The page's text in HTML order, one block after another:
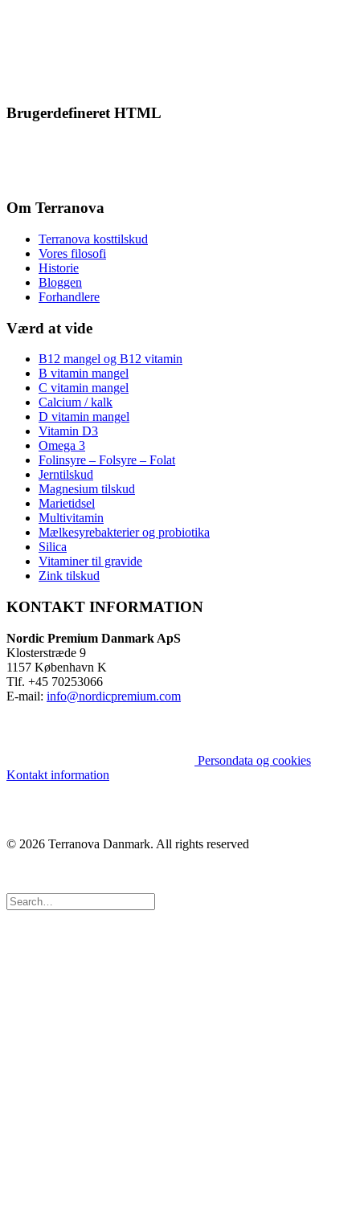
Brugerdefineret HTML
Om Terranova
Terranova kosttilskud
Vores filosofi
Historie
Bloggen
Forhandlere
Værd at vide
B12 mangel og B12 vitamin
B vitamin mangel
C vitamin mangel
Calcium / kalk
D vitamin mangel
Vitamin D3
Omega 3
Folinsyre – Folsyre – Folat
Jerntilskud
Magnesium tilskud
Marietidsel
Multivitamin
Mælkesyrebakterier og probiotika
Silica
Vitaminer til gravide
Zink tilskud
KONTAKT INFORMATION
Nordic Premium Danmark ApS
Klosterstræde 9
1157 København K
Tlf. +45 70253066
E-mail: info@nordicpremium.com
Persondata og cookies
Kontakt information
© 2026 Terranova Danmark. All rights reserved